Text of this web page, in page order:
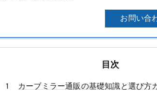
お問い合
目次
カーブミラー通販の基礎知識と選び方